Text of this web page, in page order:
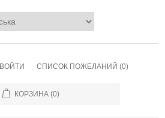
ВОЙТИ СПИСОК ПОЖЕЛАНИЙ (0)
КОРЗИНА (0)